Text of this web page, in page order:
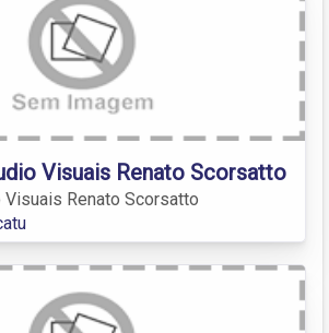
Visuais Renato Scorsatto
Renato Scorsatto